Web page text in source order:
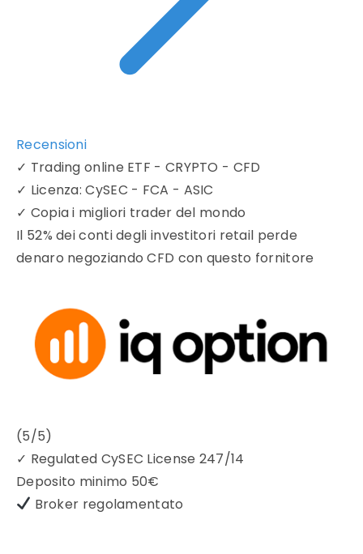
Recensioni
✓ Trading online ETF - CRYPTO - CFD
✓ Licenza: CySEC - FCA - ASIC
✓ Copia i migliori trader del mondo
Il 52% dei conti degli investitori retail perde
denaro negoziando CFD con questo fornitore
(5/5)
✓ Regulated CySEC License 247/14
Deposito minimo 50€
Broker regolamentato